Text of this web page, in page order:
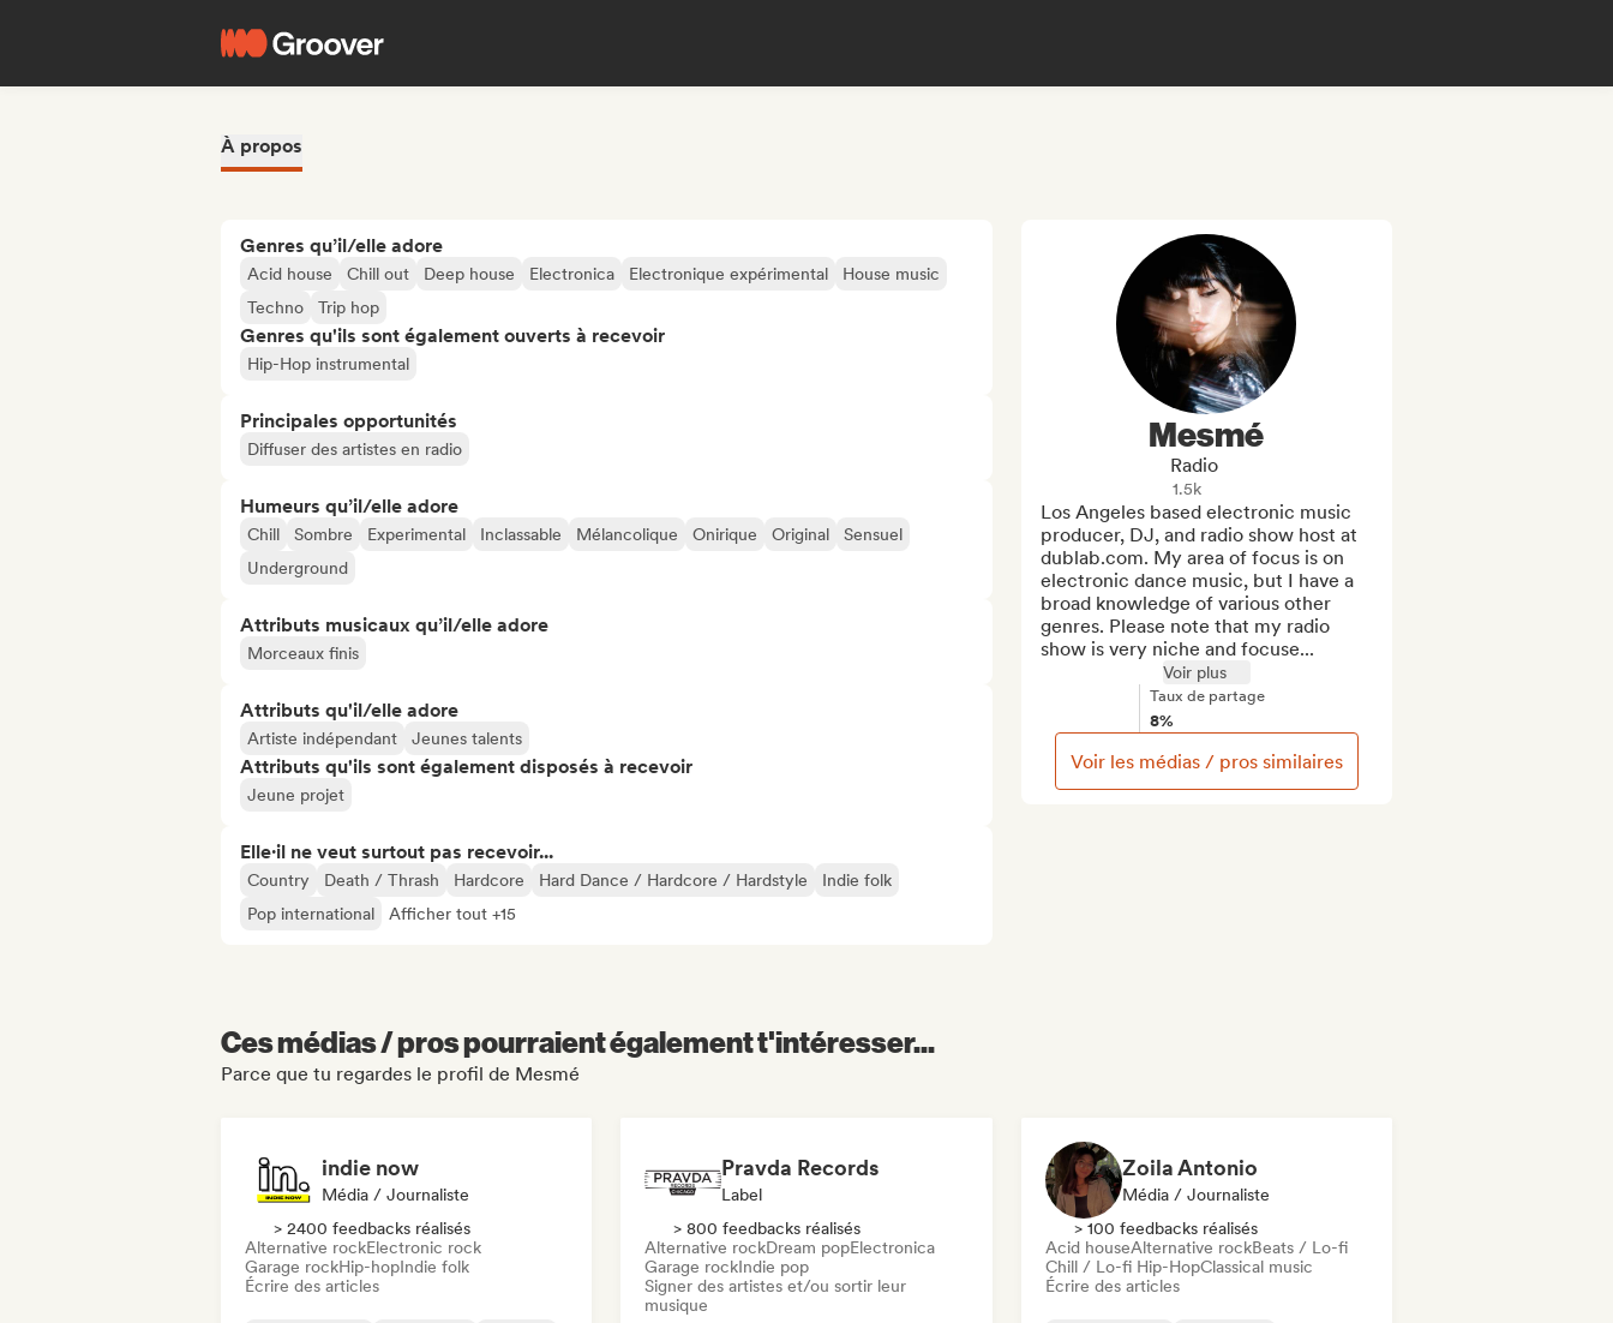
À propos
Genres qu’il/elle adore
Acid house Chill out Deep house Electronica Electronique expérimental
House music
Techno
Trip hop
Genres qu'ils sont également ouverts à recevoir
Hip-Hop instrumental
Principales opportunités
Diffuser des artistes en radio
Humeurs qu’il/elle adore
Chill Sombre Experimental Inclassable Mélancolique Onirique Original
Sensuel
Underground
Attributs musicaux qu’il/elle adore
Morceaux finis
Attributs qu'il/elle adore
Artiste indépendant Jeunes talents
Attributs qu'ils sont également disposés à recevoir
Jeune projet
Elle·il ne veut surtout pas recevoir...
Country Death / Thrash Hardcore Hard Dance / Hardcore / Hardstyle
Indie folk
Pop international
Afficher tout +15
Mesmé
Radio
1.5k
Los Angeles based electronic music
producer, DJ, and radio show host at
dublab.com. My area of focus is on
electronic dance music, but I have a
broad knowledge of various other
genres. Please note that my radio
show is very niche and focuse...
Voir plus
Taux de partage
8%
Voir les médias / pros similaires
Ces médias / pros pourraient également t'intéresser...
Parce que tu regardes le profil de Mesmé
indie now
Média / Journaliste
> 2400 feedbacks réalisés
Alternative rockElectronic rock
Garage rockHip-hopIndie folk
Écrire des articles
Pravda Records
Label
> 800 feedbacks réalisés
Alternative rockDream popElectronica
Garage rockIndie pop
Signer des artistes et/ou sortir leur
musique
Zoila Antonio
Média / Journaliste
> 100 feedbacks réalisés
Acid houseAlternative rockBeats / Lo-fi
Chill / Lo-fi Hip-HopClassical music
Écrire des articles